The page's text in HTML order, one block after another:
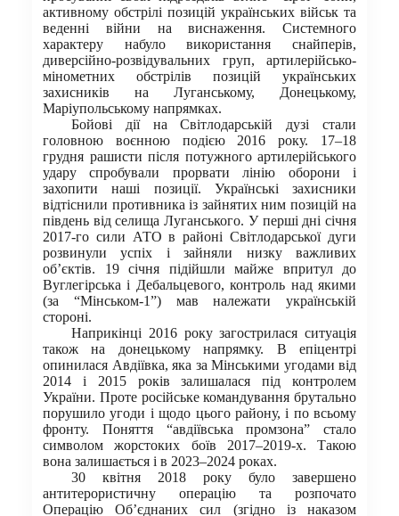
активному обстрілі позицій українських військ та
веденні війни на виснаження. Системного
характеру набуло використання снайперів,
диверсійно-розвідувальних груп, артилерійсько-
мінометних обстрілів позицій українських
захисників на Луганському, Донецькому,
Маріупольському напрямках.
Бойові дії на Світлодарській дузі стали
головною воєнною подією 2016 року. 17–18
грудня рашисти після потужного артилерійського
удару спробували прорвати лінію оборони і
захопити наші позиції. Українські захисники
відтіснили противника із зайнятих ним позицій на
південь від селища Луганського. У перші дні січня
2017-го сили АТО в районі Світлодарської дуги
розвинули успіх і зайняли низку важливих
об’єктів. 19 січня підійшли майже впритул до
Вуглегірська і Дебальцевого, контроль над якими
(за “Мінськом-1”) мав належати українській
стороні.
Наприкінці 2016 року загострилася ситуація
також на донецькому напрямку. В епіцентрі
опинилася Авдіївка, яка за Мінськими угодами від
2014 і 2015 років залишалася під контролем
України. Проте російське командування брутально
порушило угоди і щодо цього району, і по всьому
фронту. Поняття “авдіївська промзона” стало
символом жорстоких боїв 2017–2019-х. Такою
вона залишається і в 2023–2024 роках.
30 квітня 2018 року було завершено
антитерористичну операцію та розпочато
Операцію Об’єднаних сил (згідно із наказом